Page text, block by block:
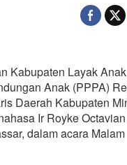
Kabupaten Layak
Anak (PPPA)
Daerah Kabupaten
Ir Royke
dalam acara Malam